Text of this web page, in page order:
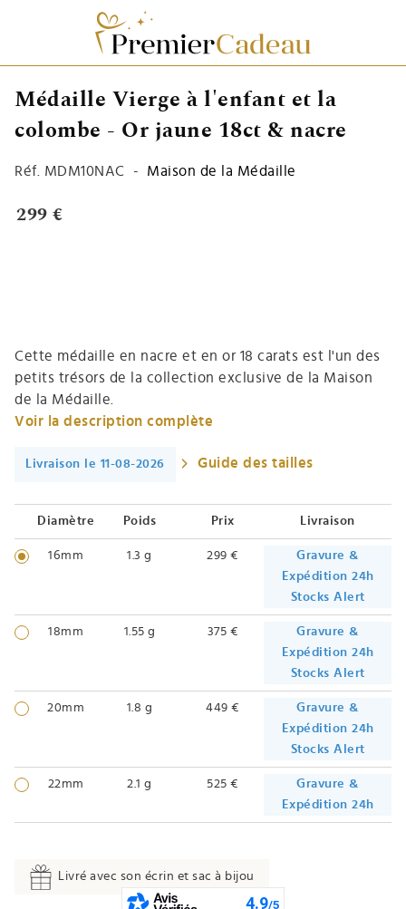
Médaille Vierge à l'enfant et la
colombe - Or jaune 18ct & nacre
Réf. MDM10NAC - Maison de la Médaille
299 €
Cette médaille en nacre et en or 18 carats est l'un des
petits trésors de la collection exclusive de la Maison
de la Médaille.
Voir la description complète
Livraison le 11-08-2026 Guide des tailles
Diamètre Poids Prix Livraison
16mm 1.3 g 299 €
Gravure &
Expédition 24h
Stocks Alert
18mm 1.55 g 375 €
Gravure &
Expédition 24h
Stocks Alert
20mm 1.8 g 449 €
Gravure &
Expédition 24h
Stocks Alert
22mm 2.1 g 525 €
Gravure &
Expédition 24h
Livré avec son écrin et sac à bijou